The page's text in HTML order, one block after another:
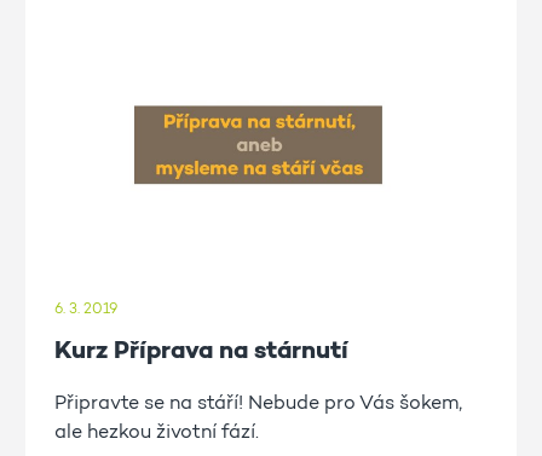
6. 3. 2019
Kurz Příprava na stárnutí
Připravte se na stáří! Nebude pro Vás šokem,
ale hezkou životní fází.